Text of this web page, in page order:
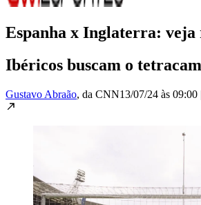
Espanha x Inglaterra: veja
Ibéricos buscam o
Gustavo Abraão, da CNN13/07/24 às 09:00